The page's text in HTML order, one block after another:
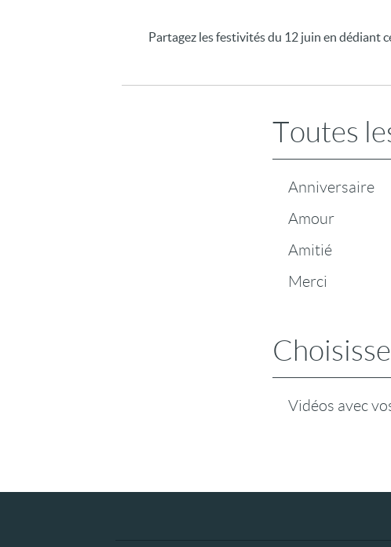
Partagez les festivités du 12 juin en dédiant
Toutes
Anniversaire
Amour
Amitié
Merci
Vidéos avec